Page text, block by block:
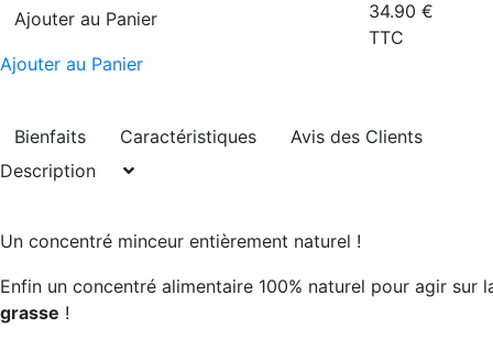
Ajouter au Panier
Ajouter au Panier
34.90 €
TTC
Bienfaits Caractéristiques
Avis des Clients
Description
Un concentré minceur entièrement naturel !
Enfin un concentré alimentaire 100% naturel pour agir sur
grasse !